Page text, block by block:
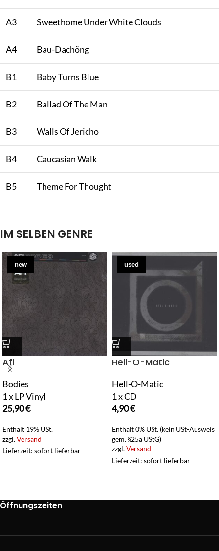
A3 Sweethome Under White Clouds
A4 Bau-Dachöng
B1 Baby Turns Blue
B2 Ballad Of The Man
B3 Walls Of Jericho
B4 Caucasian Walk
B5 Theme For Thought
IM SELBEN GENRE
new
Afi
Bodies
1 x LP Vinyl
25,90€
Enthält 19% USt.
zzgl.Versand
Lieferzeit: sofort lieferbar
used
Hell-O-Matic
Hell-O-Matic
1 x CD
4,90€
Enthält 0% USt. (kein USt-Ausweis
gem. §25a UStG)
zzgl.Versand
Lieferzeit: sofort lieferbar
Öffnungszeiten